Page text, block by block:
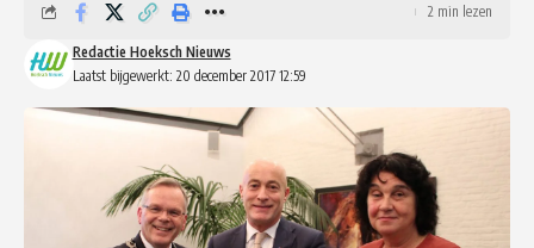
Laatst bijgewerkt: 20 december 2017 12:59
Redactie Hoeksch Nieuws
2 min lezen